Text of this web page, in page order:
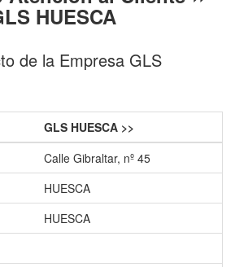
HUESCA
de la Empresa GLS
GLS HUESCA >>
Calle Gibraltar, nº 45
HUESCA
HUESCA